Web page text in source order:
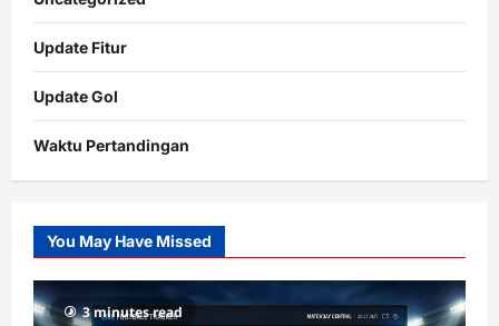
Update Fitur
Update Gol
Waktu Pertandingan
Slot
Gacor
RTP
You May Have Missed
3 minutes read